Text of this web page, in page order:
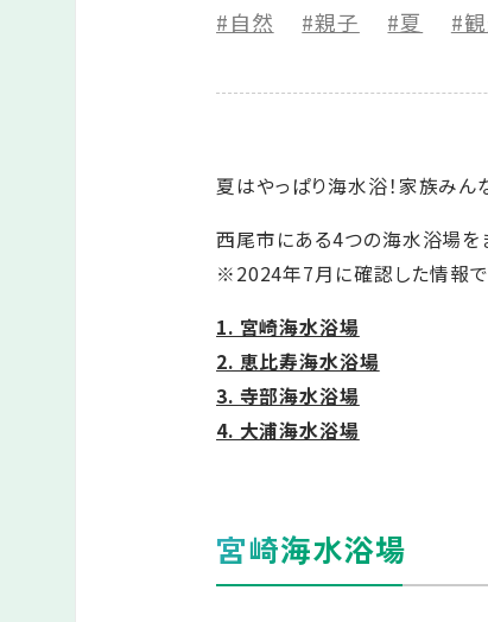
#自然 #親子 #夏 #
夏はやっぱり海水浴！家族みん
西尾市にある4つの海水浴場を
※2024年7月に確認した情報で
1. 宮崎海水浴場
2. 恵比寿海水浴場
3. 寺部海水浴場
4. 大浦海水浴場
宮崎海水浴場